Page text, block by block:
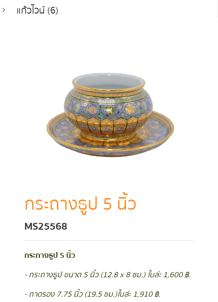
แก้วไวน์ (6)
กระถางธูป 5 นิ้ว
MS25568
กระถางธูป 5 นิ้ว
- กระถางธูป ขนาด 5 นิ้ว (12.8 x 8 ซม.) ใบล่ะ 1,600 ฿.
- ถาดรอง 7.75 นิ้ว (19.5 ซม.) ใบล่ะ 1,910 ฿.